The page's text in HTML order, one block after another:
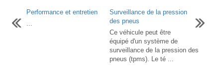
Performance et entretien
...
Surveillance de la pression
des pneus
Ce véhicule peut être
équipé d'un système de
surveillance de la pression des
pneus (tpms). Le té ...